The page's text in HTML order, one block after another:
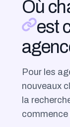
Où
est
Pour les
nouveaux
la
commence